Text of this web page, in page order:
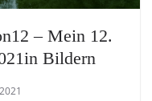
– Mein 12.
Bildern